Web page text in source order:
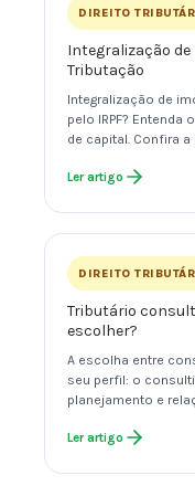
DIREITO
Integralização de
Tributação
Integralização de
pelo IRPF? Entenda
de capital. Confira a
Ler artigo
DIREITO
Tributário
escolher?
A escolha entre
seu perfil: o
planejamento e
Ler artigo